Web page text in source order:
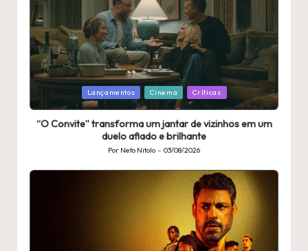
Lançamentos Cinema Críticas
“O Convite” transforma um jantar de vizinhos em um
duelo afiado e brilhante
Publicado
por
Por Neto Nitolo 03/08/2026